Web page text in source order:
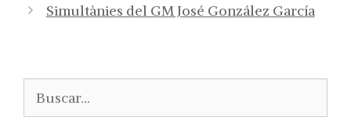
Simultànies del GM José González García